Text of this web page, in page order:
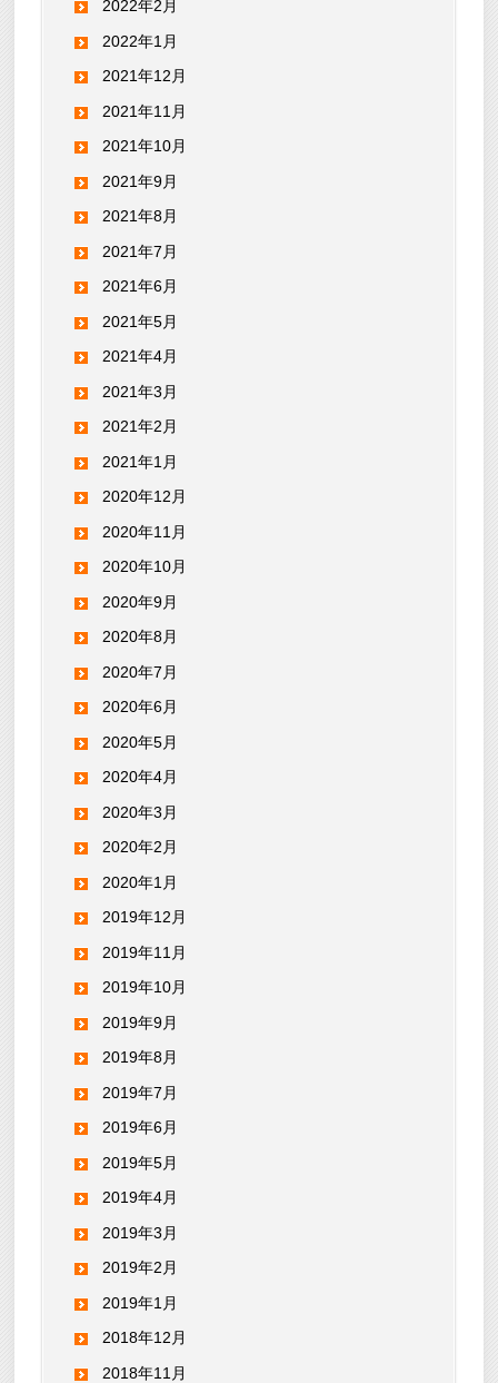
2022年2月
2022年1月
2021年12月
2021年11月
2021年10月
2021年9月
2021年8月
2021年7月
2021年6月
2021年5月
2021年4月
2021年3月
2021年2月
2021年1月
2020年12月
2020年11月
2020年10月
2020年9月
2020年8月
2020年7月
2020年6月
2020年5月
2020年4月
2020年3月
2020年2月
2020年1月
2019年12月
2019年11月
2019年10月
2019年9月
2019年8月
2019年7月
2019年6月
2019年5月
2019年4月
2019年3月
2019年2月
2019年1月
2018年12月
2018年11月